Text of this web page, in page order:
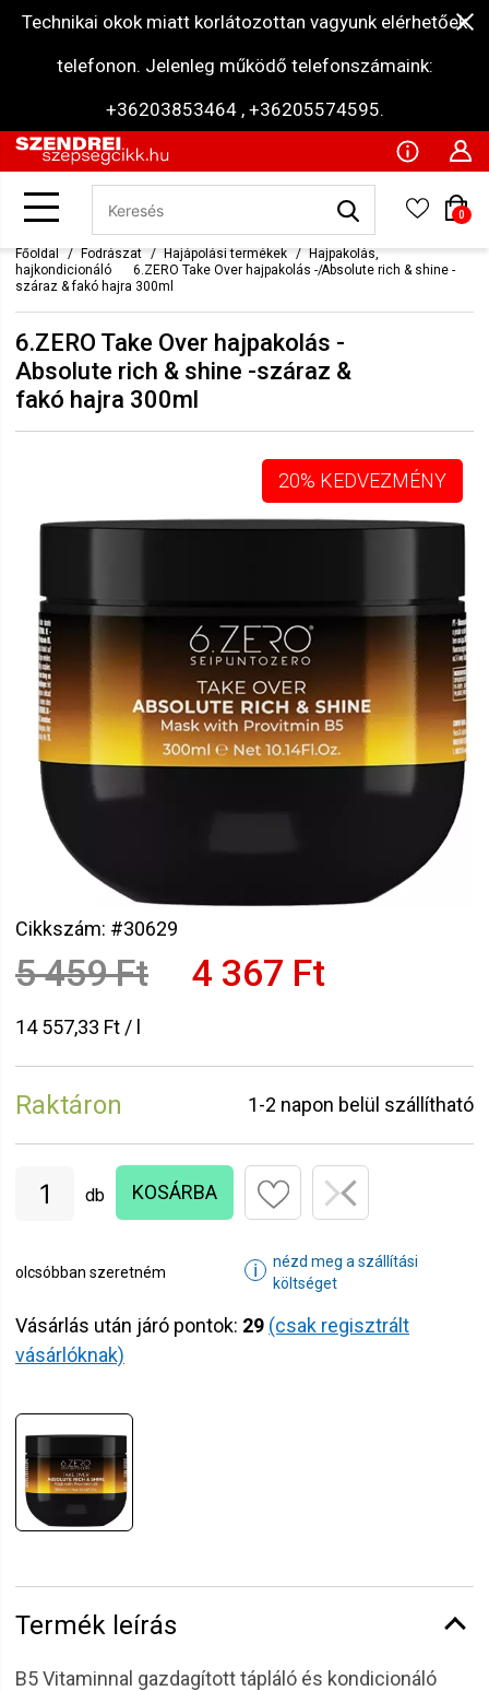
Technikai okok miatt korlátozottan vagyunk elérhetőek
telefonon. Jelenleg működő telefonszámaink:
+36203853464 , +36205574595.
0
Főoldal Fodrászat Hajápolási termékek
Hajpakolás,
hajkondicionáló
6.ZERO Take Over hajpakolás - Absolute rich & shine -
száraz & fakó hajra 300ml
6.ZERO Take Over hajpakolás -
Absolute rich & shine -száraz &
fakó hajra 300ml
20% KEDVEZMÉNY
Cikkszám: #30629
5 459 Ft 4 367 Ft
14 557,33 Ft / l
Raktáron 1-2 napon belül szállítható
db KOSÁRBA
olcsóbban szeretném ℹ
nézd meg a szállítási
költséget
Vásárlás után járó pontok: 29 (csak regisztrált
vásárlóknak)
Termék leírás
B5 Vitaminnal gazdagított tápláló és kondicionáló